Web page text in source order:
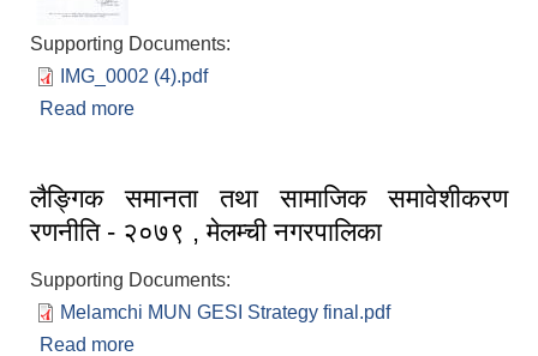
Supporting Documents:
IMG_0002 (4).pdf
Read more
लैङ्गिक समानता तथा सामाजिक समावेशीकरण
रणनीति - २०७९ , मेलम्ची नगरपालिका
Supporting Documents:
Melamchi MUN GESI Strategy final.pdf
Read more